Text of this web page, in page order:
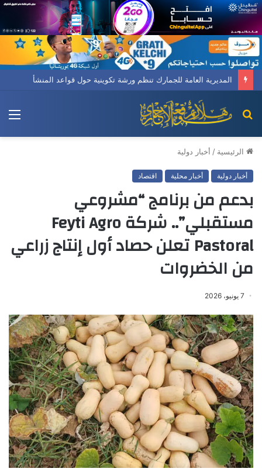
المديرية العامة للجمارك تنظم ورشة تكوينية حول قواعد المنشأ
بحث
الرئيسية / أخبار دولية
أخبار دولية أخبار محلية اقتصاد
بدعم من برنامج “مشروعي
مستقبلي”.. شركة Feyti Agro
Pastoral تعلن حصاد أول إنتاج زراعي
من الخضروات
7 يونيو، 2026